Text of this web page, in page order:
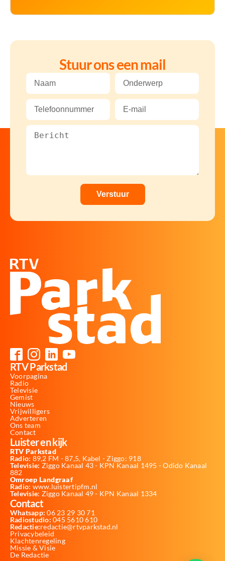
Stuur ons een mail
RTV Parkstad
Voorpagina
Radio
Televisie
Gemist
Nieuws
Vrijwilligers
Adverteren
Ons team
Contact
Luister en kijk
RTV Parkstad
Radio: 89,2 FM - 87,5, Kabel - Ziggo: 918
Televisie: Ziggo Kanaal 43 - KPN Kanaal 1495 - Odido Kanaal
882
Omroep Landgraaf
Radio: www.luistertipfm.nl
Televisie: Ziggo Kanaal 49 - KPN Kanaal 1334
Contact
Whatsapp: 06 23 29 30 71
Radiostudio: 045 5610 610
Redactie:redactie@rtvparkstad.nl
Privacybeleid
Klachtenregeling
Missie & Visie
De Redactie